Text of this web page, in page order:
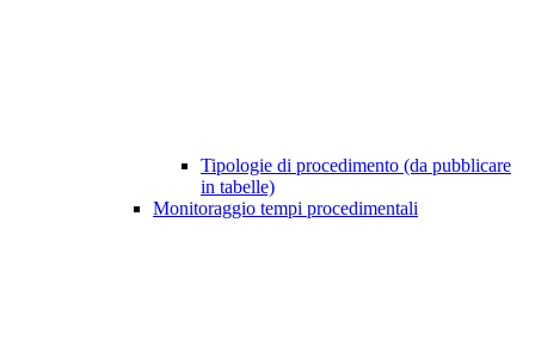
Tipologie di procedimento (da pubblicare
in tabelle)
Monitoraggio tempi procedimentali